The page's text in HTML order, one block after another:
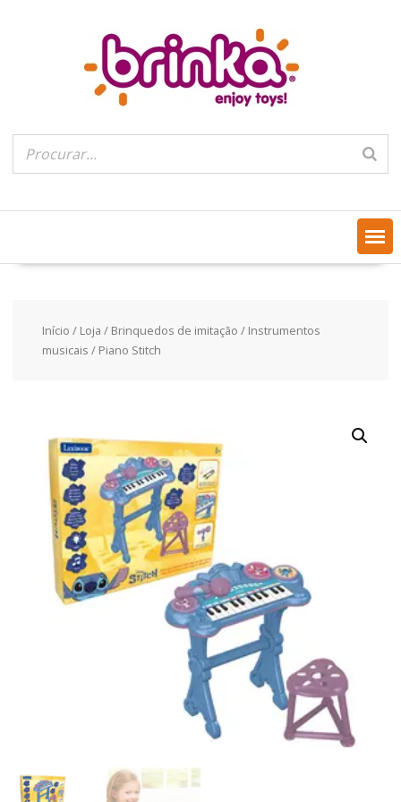
Início / Loja / Brinquedos de imitação / Instrumentos
musicais / Piano Stitch